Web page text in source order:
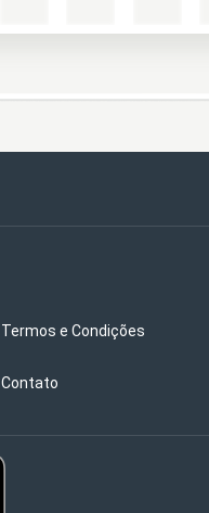
Termos e Condições
Contato